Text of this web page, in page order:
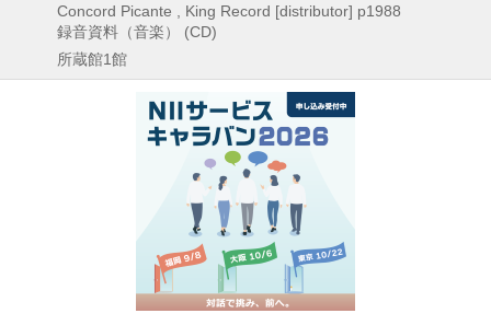
Concord Picante , King Record [distributor] p1988
録音資料（音楽） (CD)
所蔵館1館